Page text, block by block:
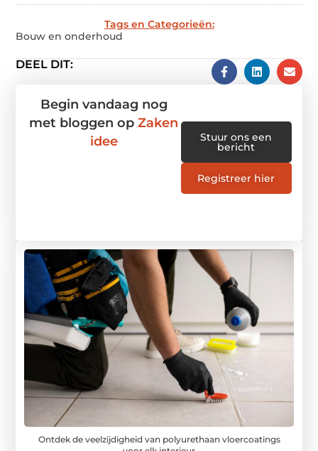
Tags en Categorieën:
Bouw en onderhoud
DEEL DIT:
Ontdek de veelzijdigheid van polyurethaan vloercoatings
Begin vandaag nog
met bloggen opZaken
idee
Stuur ons een
bericht
Registreer hier